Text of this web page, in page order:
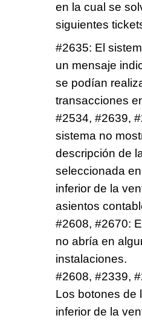
en la cual se
siguientes
#2635: El
un mensaje
se podían
transacciones
#2534, #2639, #
sistema no
descripción de
seleccionada
inferior de la
asientos
#2608, #2670:
no abría en
instalaciones.
#2608, #2339, #
Los botones de
inferior de la